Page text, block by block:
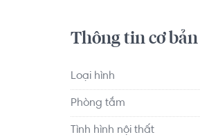
Gòn. Soho Residence
Căn hộ có vị trí cách
Trường Mầm non Úc
Thông tin cơ bản
Loại hình
Phòng tắm
Tình hình nội thất